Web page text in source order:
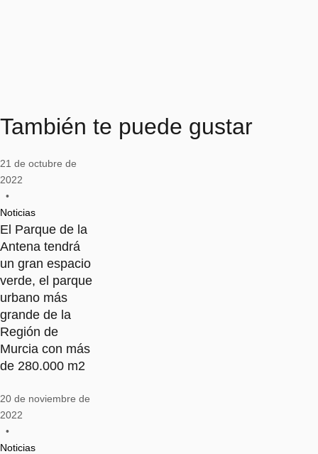
También te puede gustar
21 de octubre de
2022
•
Noticias
El Parque de la
Antena tendrá
un gran espacio
verde, el parque
urbano más
grande de la
Región de
Murcia con más
de 280.000 m2
20 de noviembre de
2022
•
Noticias